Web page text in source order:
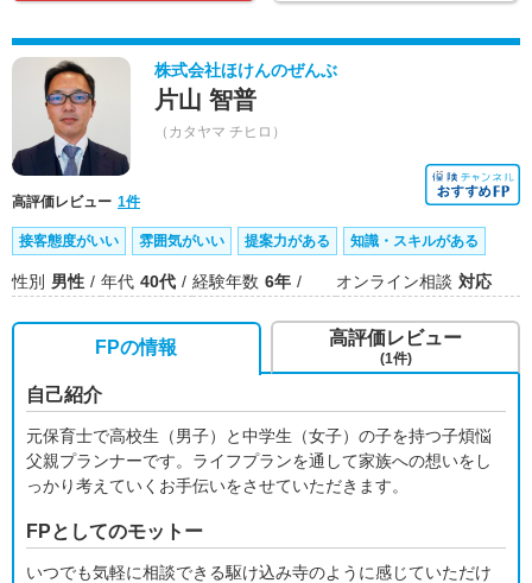
株式会社ほけんのぜんぶ
片山 智普
（カタヤマ チヒロ）
高評価レビュー 1件
接客態度がいい 雰囲気がいい 提案力がある 知識・スキルがある
性別 男性 年代 40代 経験年数 6年 オンライン相談 対応
FPの情報
自己紹介
元保育士で高校生（男子）と中学生（女子）の子を持つ子煩悩
父親プランナーです。ライフプランを通して家族への想いをし
っかり考えていくお手伝いをさせていただきます。
FPとしてのモットー
いつでも気軽に相談できる駆け込み寺のように感じていただけ
高評価レビュー
(1件)